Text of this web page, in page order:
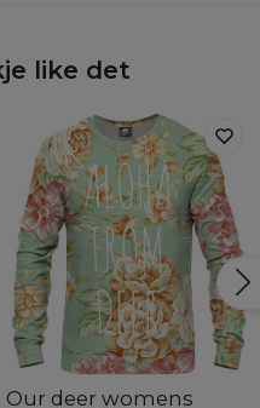
like det
Our deer womens